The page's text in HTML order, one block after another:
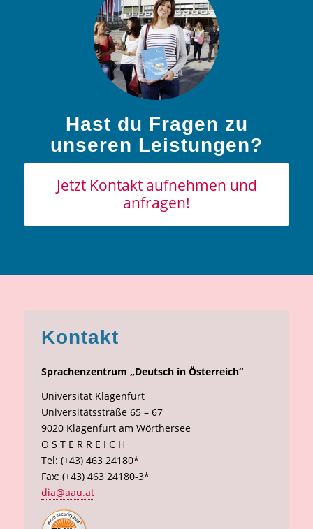
Hast du Fragen zu
unseren Leistungen?
Jetzt Kontakt aufnehmen und
anfragen!
Kontakt
Sprachenzentrum „Deutsch in Österreich“
Universität Klagenfurt
Universitätsstraße 65 – 67
9020 Klagenfurt am Wörthersee
Ö S T E R R E I C H
Tel: (+43) 463 24180*
Fax: (+43) 463 24180-3*
dia@aau.at